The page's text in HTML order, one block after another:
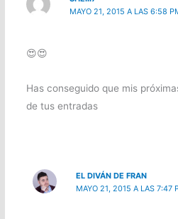
MAYO 21, 2015 A LAS 6:58
😍😍
Has conseguido que mis
de tus entradas
EL DIVÁN DE FRAN
MAYO 21, 2015 A LAS 7:47